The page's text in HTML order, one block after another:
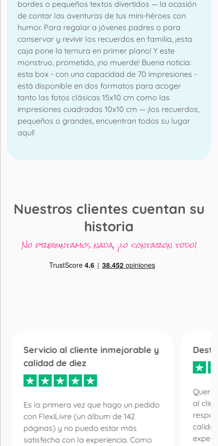
bordes o pequeños textos divertidos — la ocasión
de contar las aventuras de tus mini-héroes con
humor. Para regalar a jóvenes padres o para
conservar y revivir los recuerdos en familia, ¡esta
caja pone la ternura en primer plano! Y este
monstruo, prometido, ¡no muerde! Buena noticia:
esta box - con una capacidad de 70 impresiones -
está disponible en dos formatos para acoger
tanto las fotos clásicas 15x10 cm como las
impresiones cuadradas 10x10 cm — ¡los recuerdos,
pequeños o grandes, encuentran todos su lugar
aquí!
Nuestros clientes cuentan su
historia
No preguntamos nada, ¡lo contaron todo!
Servicio al cliente inmejorable y
calidad de diez
Es la primera vez que hago un pedido
con FlexiLivre (un álbum de 142
páginas) y no puedo estar más
satisfecha con la experiencia. Como
al